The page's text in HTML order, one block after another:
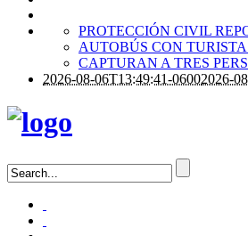
PROTECCIÓN CIVIL
AUTOBÚS CON
CAPTURAN A TRES
2026-08-06T13:49:41-06002026-